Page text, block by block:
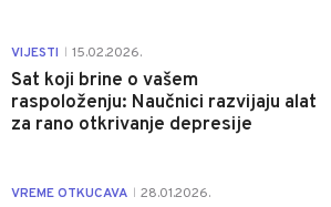
VIJESTI 15.02.2026.
Sat koji brine o vašem
raspoloženju: Naučnici razvijaju alat
za rano otkrivanje depresije
VREME OTKUCAVA 28.01.2026.